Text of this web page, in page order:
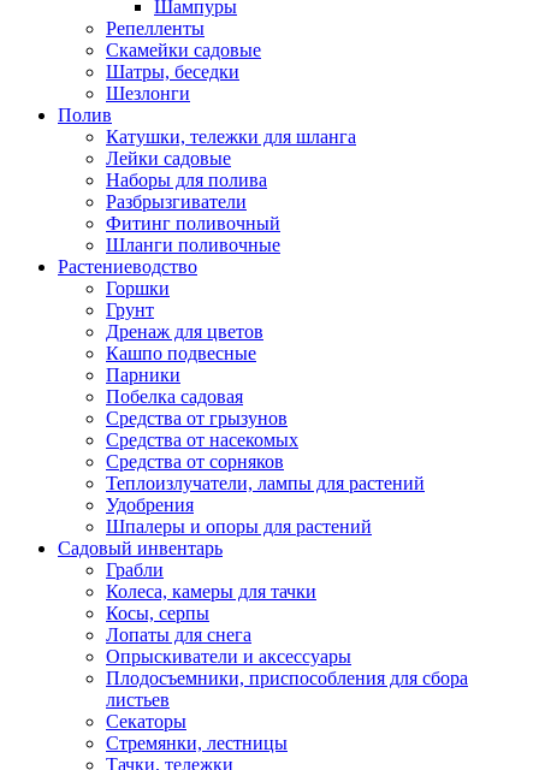
Шампуры
Репелленты
Скамейки садовые
Шатры, беседки
Шезлонги
Полив
Катушки, тележки для шланга
Лейки садовые
Наборы для полива
Разбрызгиватели
Фитинг поливочный
Шланги поливочные
Растениеводство
Горшки
Грунт
Дренаж для цветов
Кашпо подвесные
Парники
Побелка садовая
Средства от грызунов
Средства от насекомых
Средства от сорняков
Теплоизлучатели, лампы для растений
Удобрения
Шпалеры и опоры для растений
Садовый инвентарь
Грабли
Колеса, камеры для тачки
Косы, серпы
Лопаты для снега
Опрыскиватели и аксессуары
Плодосъемники, приспособления для сбора
листьев
Секаторы
Стремянки, лестницы
Тачки, тележки